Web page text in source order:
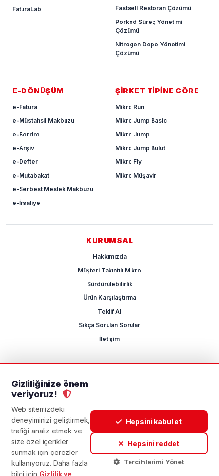
Gizliliğinize önem
veriyoruz!
Web sitemizdeki
deneyiminizi geliştirmek,
trafiği analiz etmek ve
size özel içerikler
sunmak için çerezler
kullanıyoruz. Daha fazla
bilgi için Gizlilik ve
Hepsini kabul et
Hepsini reddet
Tercihlerimi Yönet
FaturaLab
Fastsell Restoran Çözümü
Porkod Süreç Yönetimi
Çözümü
Nitrogen Depo Yönetimi
Çözümü
E-DÖNÜŞÜM
e-Fatura
e-Müstahsil Makbuzu
e-Bordro
e-Arşiv
e-Defter
e-Mutabakat
e-Serbest Meslek Makbuzu
e-İrsaliye
ŞİRKET TİPİNE GÖRE
Mikro Run
Mikro Jump Basic
Mikro Jump
Mikro Jump Bulut
Mikro Fly
Mikro Müşavir
KURUMSAL
Hakkımızda
Müşteri Takıntılı Mikro
Sürdürülebilirlik
Ürün Karşılaştırma
Teklif Al
Sıkça Sorulan Sorular
İletişim
KVKKGizlilik Politikası